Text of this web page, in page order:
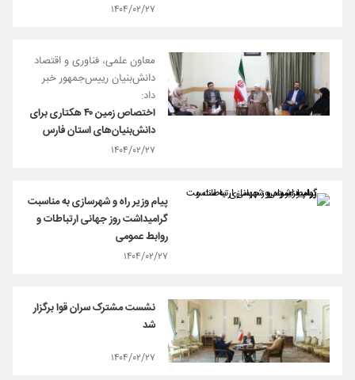
۱۴۰۴/۰۲/۲۷
معاون علمی، فناوری و اقتصاد
دانش‌بنیان رییس‌جمهور خبر
داد:
اختصاص زمین ۴۰ هکتاری برای
دانش‌بنیان‌های استان فارس
۱۴۰۴/۰۲/۲۷
پیام وزیر راه و شهرسازی به مناسبت
گرامیداشت روز جهانی ارتباطات و
روابط عمومی
۱۴۰۴/۰۲/۲۷
نشست مشترک سران قوا برگزار
شد
۱۴۰۴/۰۲/۲۷